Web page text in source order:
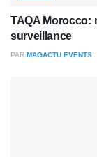
TAQA Morocco:
surveillance
PAR MAGACTU EVENTS